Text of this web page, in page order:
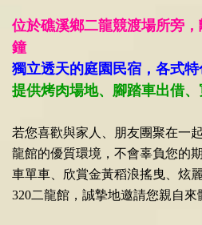
位於礁溪鄉二龍競渡場所旁
鐘
獨立透天的庭園民宿，各式特
提供烤肉場地、腳踏車出借
若您喜歡與家人、朋友團聚在一
龍館的優質環境，不會辜負您的
車單車、欣賞金黃稻浪搖曳、炫
320二龍館，誠摯地邀請您親自來